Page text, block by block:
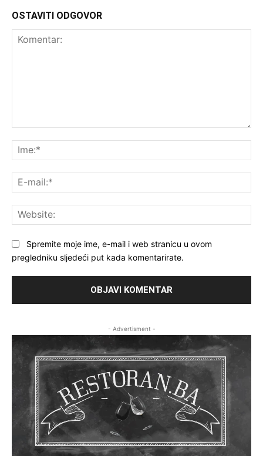
OSTAVITI ODGOVOR
Spremite moje ime, e-mail i web stranicu u ovom
pregledniku sljedeći put kada komentarirate.
- Advertisment -